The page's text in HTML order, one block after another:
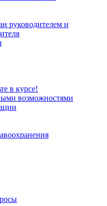
руководителем и
в курсе!
возможностями